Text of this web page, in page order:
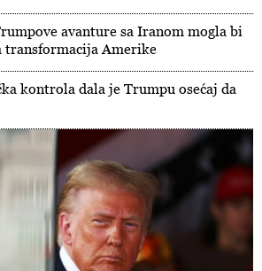
avanture sa Iranom mogla bi
transformacija Amerike
kontrola dala je Trumpu osećaj da